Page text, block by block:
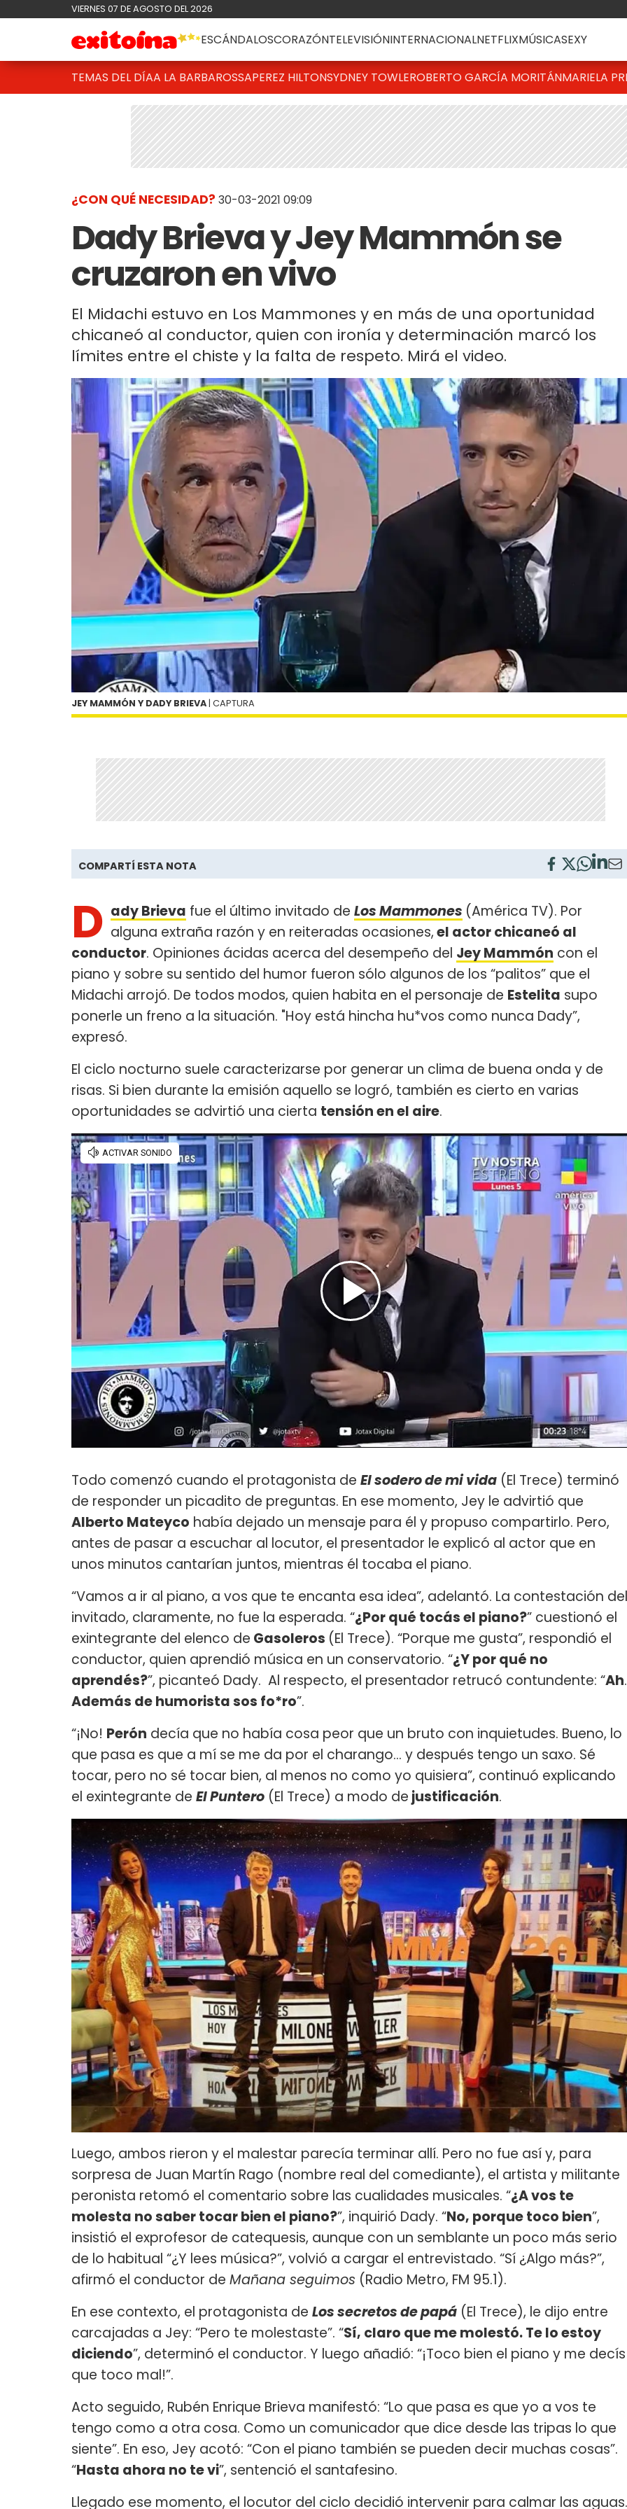
VIERNES 07 DE AGOSTO DEL 2026
ESCÁNDALOSCORAZÓNTELEVISIÓNINTERNACIONALNETFLIXMÚSICASEXY
TEMAS DEL DÍAA LA BARBAROSSAPEREZ HILTONSYDNEY TOWLEROBERTO GARCÍA MORITÁNMARIELA
¿CON QUÉ NECESIDAD? 30-03-2021 09:09
Dady Brieva y Jey Mammón se
cruzaron en vivo
El Midachi estuvo en Los Mammones y en más de una oportunidad
chicaneó al conductor, quien con ironía y determinación marcó los
límites entre el chiste y la falta de respeto. Mirá el video.
JEY MAMMÓN Y DADY BRIEVA | CAPTURA
COMPARTÍ ESTA NOTA
D ady Brieva fue el último invitado de Los Mammones (América TV). Por
alguna extraña razón y en reiteradas ocasiones,el actor chicaneó al
conductor. Opiniones ácidas acerca del desempeño del Jey Mammón con el
piano y sobre su sentido del humor fueron sólo algunos de los “palitos” que el
Midachi arrojó. De todos modos, quien habita en el personaje de Estelita supo
ponerle un freno a la situación. "Hoy está hincha hu*vos como nunca Dady”,
expresó.
El ciclo nocturno suele caracterizarse por generar un clima de buena onda y de
risas. Si bien durante la emisión aquello se logró, también es cierto en varias
oportunidades se advirtió una cierta tensión en el aire.
Todo comenzó cuando el protagonista de El sodero de mi vida (El Trece) terminó
de responder un picadito de preguntas. En ese momento, Jey le advirtió que
Alberto Mateyco había dejado un mensaje para él y propuso compartirlo. Pero,
antes de pasar a escuchar al locutor, el presentador le explicó al actor que en
unos minutos cantarían juntos, mientras él tocaba el piano.
“Vamos a ir al piano, a vos que te encanta esa idea”, adelantó. La contestación del
invitado, claramente, no fue la esperada. “¿Por qué tocás el piano?” cuestionó el
exintegrante del elenco de Gasoleros (El Trece). “Porque me gusta”, respondió el
conductor, quien aprendió música en un conservatorio. “¿Y por qué no
aprendés?”, picanteó Dady. Al respecto, el presentador retrucó contundente: “Ah.
Además de humorista sos fo*ro”.
“¡No! Perón decía que no había cosa peor que un bruto con inquietudes. Bueno, lo
que pasa es que a mí se me da por el charango… y después tengo un saxo. Sé
tocar, pero no sé tocar bien, al menos no como yo quisiera”, continuó explicando
el exintegrante de El Puntero (El Trece) a modo de justificación.
Luego, ambos rieron y el malestar parecía terminar allí. Pero no fue así y, para
sorpresa de Juan Martín Rago (nombre real del comediante), el artista y militante
peronista retomó el comentario sobre las cualidades musicales. “¿A vos te
molesta no saber tocar bien el piano?”, inquirió Dady. “No, porque toco bien”,
insistió el exprofesor de catequesis, aunque con un semblante un poco más serio
de lo habitual “¿Y lees música?”, volvió a cargar el entrevistado. “Sí ¿Algo más?”,
afirmó el conductor de Mañana seguimos (Radio Metro, FM 95.1).
En ese contexto, el protagonista de Los secretos de papá (El Trece), le dijo entre
carcajadas a Jey: “Pero te molestaste”. “Sí, claro que me molestó. Te lo estoy
diciendo”, determinó el conductor. Y luego añadió: “¡Toco bien el piano y me decís
que toco mal!”.
Acto seguido, Rubén Enrique Brieva manifestó: “Lo que pasa es que yo a vos te
tengo como a otra cosa. Como un comunicador que dice desde las tripas lo que
siente”. En eso, Jey acotó: “Con el piano también se pueden decir muchas cosas”.
“Hasta ahora no te vi”, sentenció el santafesino.
Llegado ese momento, el locutor del ciclo decidió intervenir para calmar las aguas.